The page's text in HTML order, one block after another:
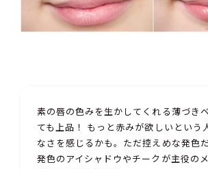
素の唇の色みを生かしてくれる薄づき
ても上品！ もっと赤みが欲しいという
なさを感じるかも。ただ控えめな発色
発色のアイシャドウやチークが主役の